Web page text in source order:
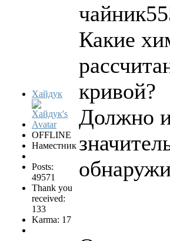
Хайдук
OFFLINE
Наместник
Posts:
49571
Thank you
received:
133
Karma: 17
Какие
кривой?
Должно